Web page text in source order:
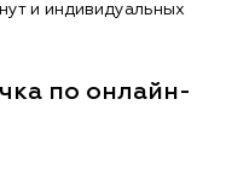
и индивидуальных
по онлайн-